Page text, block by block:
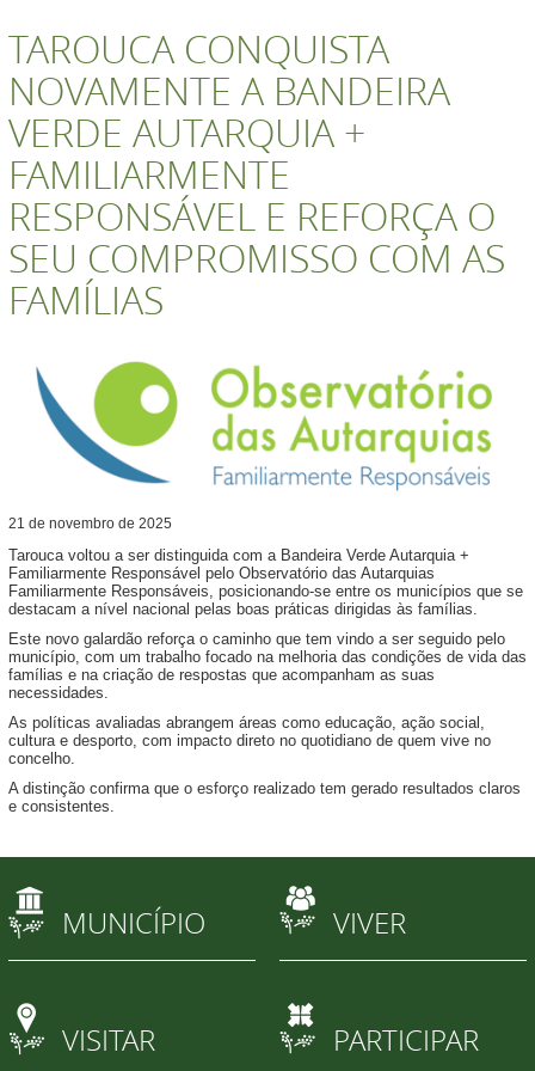
TAROUCA CONQUISTA
NOVAMENTE A BANDEIRA
VERDE AUTARQUIA +
FAMILIARMENTE
RESPONSÁVEL E REFORÇA O
SEU COMPROMISSO COM AS
FAMÍLIAS
21 de novembro de 2025
Tarouca voltou a ser distinguida com a Bandeira Verde Autarquia +
Familiarmente Responsável pelo Observatório das Autarquias
Familiarmente Responsáveis, posicionando-se entre os municípios que se
destacam a nível nacional pelas boas práticas dirigidas às famílias.
Este novo galardão reforça o caminho que tem vindo a ser seguido pelo
município, com um trabalho focado na melhoria das condições de vida das
famílias e na criação de respostas que acompanham as suas
necessidades.
As políticas avaliadas abrangem áreas como educação, ação social,
cultura e desporto, com impacto direto no quotidiano de quem vive no
concelho.
A distinção confirma que o esforço realizado tem gerado resultados claros
e consistentes.
MUNICÍPIO VIVER
VISITAR PARTICIPAR